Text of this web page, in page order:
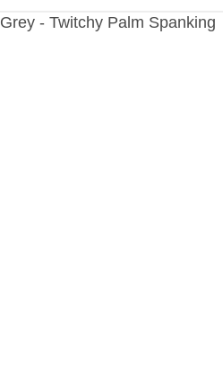
- Twitchy Palm Spanking